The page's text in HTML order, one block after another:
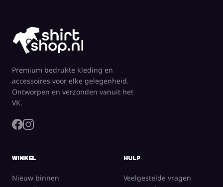
Premium bedrukte kleding en
accessoires voor elke gelegenheid.
Ontworpen en verzonden vanuit het
VK.
WINKEL
Nieuw binnen
HULP
Veelgestelde vragen